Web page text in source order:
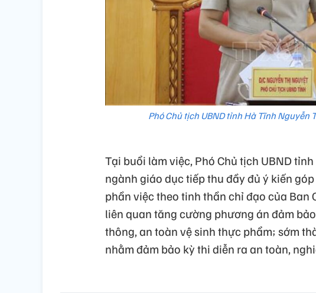
Phó Chủ tịch UBND tỉnh Hà Tĩnh
Tại buổi làm việc, Phó Chủ tịch UBND
ngành giáo dục tiếp thu đầy đủ ý kiến
phần việc theo tinh thần chỉ đạo của Ban
liên quan tăng cường phương án đảm
thông, an toàn vệ sinh thực phẩm; sớm
nhằm đảm bảo kỳ thi diễn ra an toàn,